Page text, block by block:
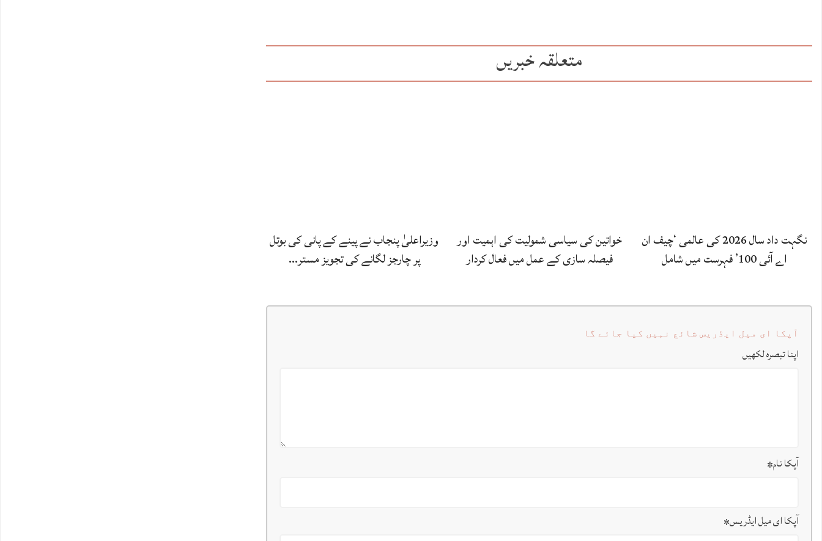
متعلقہ خبریں
نگہت داد سال 2026 کی عالمی ‘چیف ان
اے آئی 100’ فہرست میں شامل
خواتین کی سیاسی شمولیت کی اہمیت اور
فیصلہ سازی کے عمل میں فعال کردار
وزیراعلیٰ پنجاب نے پینے کے پانی کی بوتل
پر چارجز لگانے کی تجویز مستر…
آپکا ای میل ایڈریس شائع نہیں کیا جائے گا
اپنا تبصرہ لکھیں
آپکا نام*
آپکا ای میل ایڈریس*